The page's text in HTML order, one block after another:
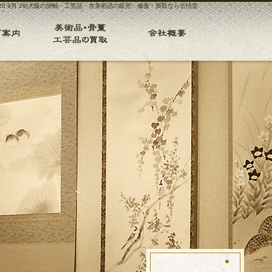
9月 29|大阪の掛軸・工芸品・古美術品の販売・修復・買取なら古忨堂